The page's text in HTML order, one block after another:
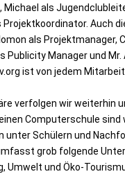
als
Projektkoordinator. Auch
als Projektmanager,
Publicity Manager und
ist von jedem
verfolgen wir weiterhin
Computerschule
Schülern und
grob folgende
Umwelt und Öko-